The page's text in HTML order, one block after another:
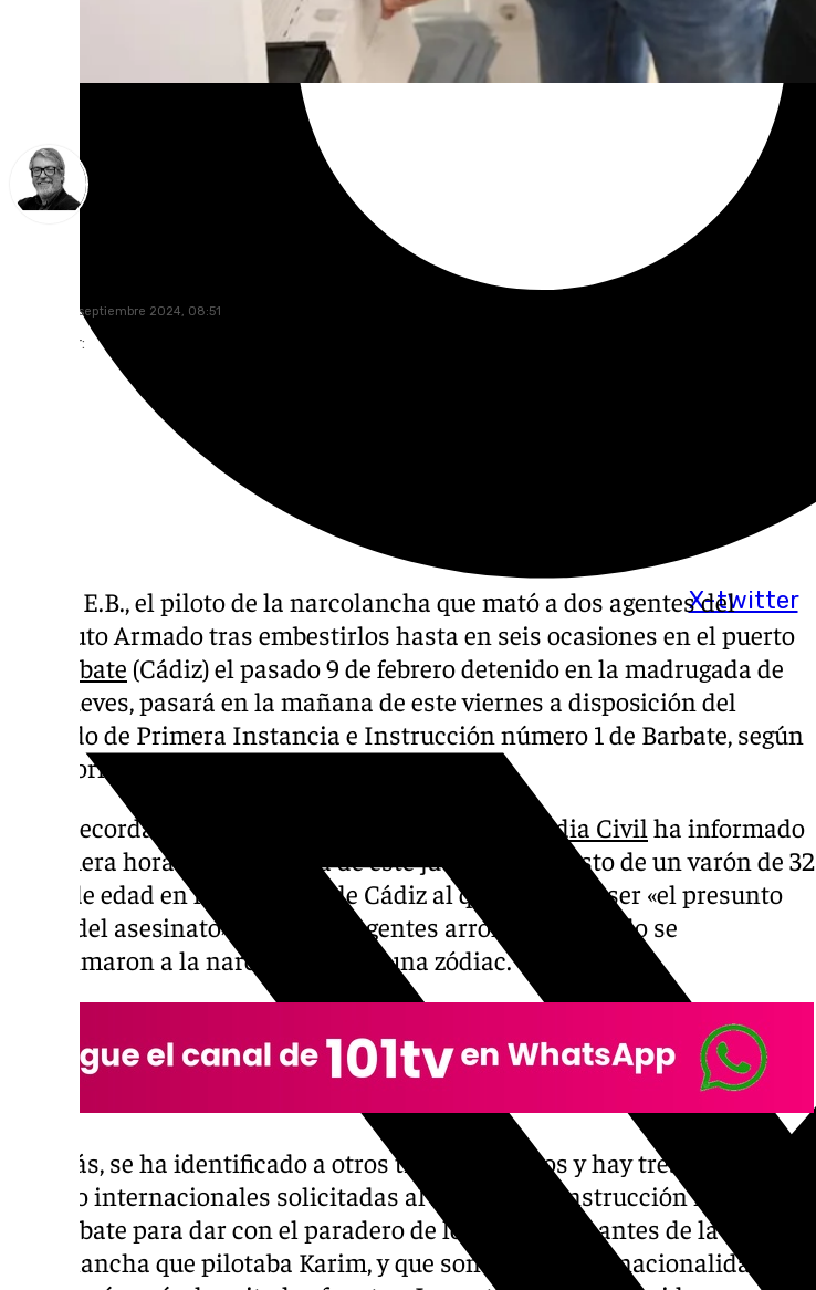
X-twitter
viernes, 20 septiembre 2024, 08:51
Compartir:
Karim E.B., el piloto de la narcolancha que mató a dos agentes del
Instituto Armado tras embestirlos hasta en seis ocasiones en el puerto
Barbate (Cádiz) el pasado 9 de febrero detenido en la madrugada de
este jueves, pasará en la mañana de este viernes a disposición del
Juzgado de Primera Instancia e Instrucción número 1 de Barbate, según
ha informado el TSJA.
Cabe recordar que en una nota de prensa, la
Guardia Civil ha informado
a primera hora de la mañana de este jueves del arresto de un varón de 32
años de edad en la provincia de Cádiz al que acusa de ser «el presunto
autor del asesinato» de los dos agentes arrollados cuando se
aproximaron a la narcolancha en una zódiac.
Además, se ha identificado a otros tres implicados y hay tres órdenes de
arresto internacionales solicitadas al Juzgado de instrucción número 1
de Barbate para dar con el paradero de los otros ocupantes de la
narcolancha que pilotaba Karim, y que son también de nacionalidad